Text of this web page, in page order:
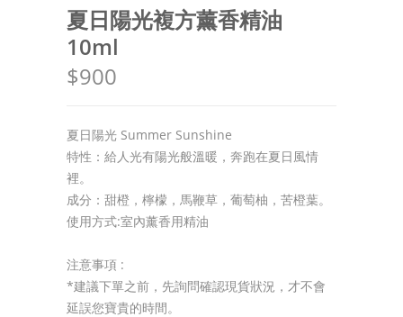
夏日陽光複方薰香精油
10ml
$900
夏日陽光 Summer Sunshine
特性：給人光有陽光般溫暖，奔跑在夏日風情
裡。
成分：甜橙，檸檬，馬鞭草，葡萄柚，苦橙葉。
使用方式:室內薰香用精油
注意事項 :
*建議下單之前，先詢問確認現貨狀況，才不會
延誤您寶貴的時間。